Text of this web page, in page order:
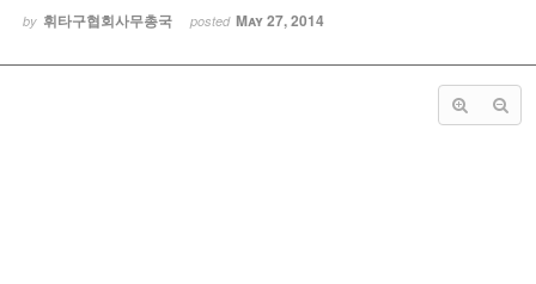
by 휘타구협회사무총국 posted May 27, 2014
Sketchbook5, 스케치북5